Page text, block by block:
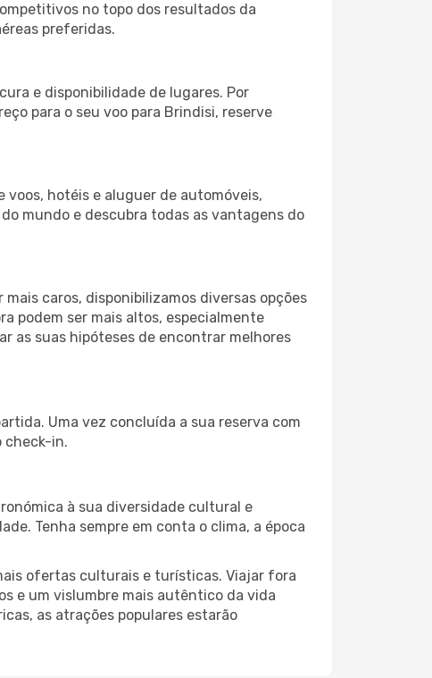
no topo dos resultados da
preferidas.
e disponibilidade de lugares. Por
para o seu voo para Brindisi, reserve
voos, hotéis e aluguer de automóveis,
mundo e descubra todas as vantagens do
caros, disponibilizamos diversas opções
podem ser mais altos, especialmente
as suas hipóteses de encontrar melhores
Uma vez concluída a sua reserva com
check-in.
à sua diversidade cultural e
Tenha sempre em conta o clima, a época
ofertas culturais e turísticas. Viajar fora
e um vislumbre mais autêntico da vida
as atrações populares estarão